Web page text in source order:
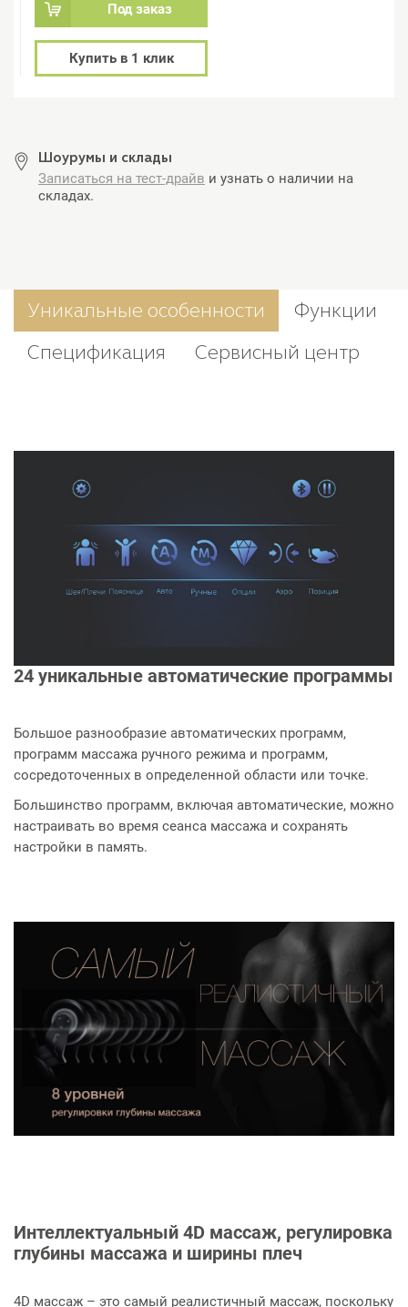
Под заказ
Купить в 1 клик
Шоурумы и склады
Записаться на тест-драйв и узнать о наличии на
складах.
Уникальные особенности
Функции
Спецификация
Сервисный центр
24 уникальные автоматические программы
Большое разнообразие автоматических программ,
программ массажа ручного режима и программ,
сосредоточенных в определенной области или точке.
Большинство программ, включая автоматические, можно
настраивать во время сеанса массажа и сохранять
настройки в память.
Интеллектуальный 4D массаж, регулировка
глубины массажа и ширины плеч
4D массаж – это самый реалистичный массаж, поскольку